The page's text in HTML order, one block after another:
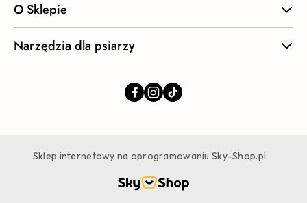
O Sklepie
Narzędzia dla psiarzy
Sklep internetowy na oprogramowaniu Sky-Shop.pl